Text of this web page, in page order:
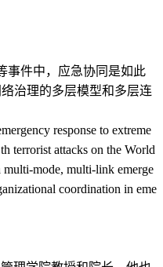
事件中，应急协同是如此
治理的多层模型和多层连
response to extreme
terrorist attacks on the World
multi-mode, multi-link emerge
coordination in eme